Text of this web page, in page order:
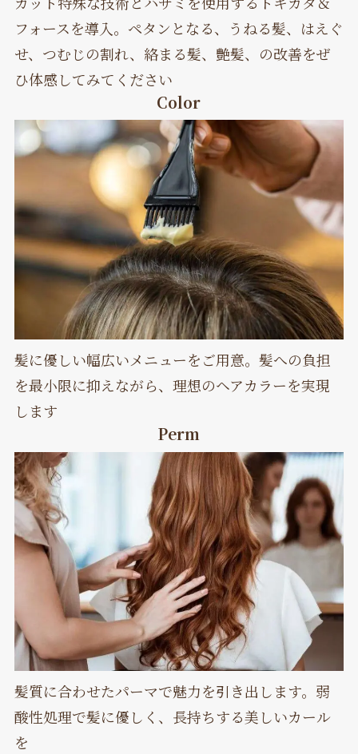
フォースを導入。ペタンとなる、うねる髪、はえぐ
せ、つむじの割れ、絡まる髪、艶髪、の改善をぜ
ひ体感してみてください
Color
髪に優しい幅広いメニューをご用意。髪への負担
を最小限に抑えながら、理想のヘアカラーを実現
します
Perm
髪質に合わせたパーマで魅力を引き出します。弱
酸性処理で髪に優しく、長持ちする美しいカール
を